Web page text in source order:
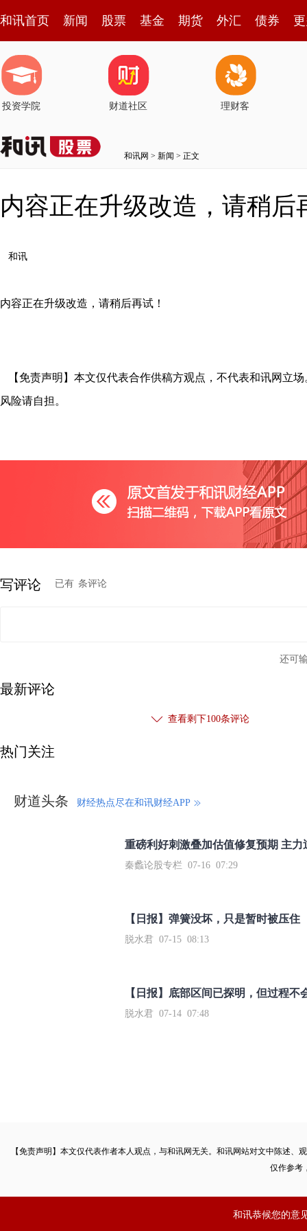
和讯首页 新闻 股票 基金 期货 外汇 债券
投资学院 财道社区 理财客
和讯网 > 新闻 > 正文
内容正在升级改造，请稍后
和讯
内容正在升级改造，请稍后再试！
【免责声明】本文仅代表合作供稿方观点，不代表和讯网立
风险请自担。
写评论 已有 0 条评论
还可
财道头条
【日报】弹簧没坏，只是暂时被压住
【日报】底部区间已探明，但过程不
和讯恭候您的意
本站郑重声明：所载文章、数据仅供